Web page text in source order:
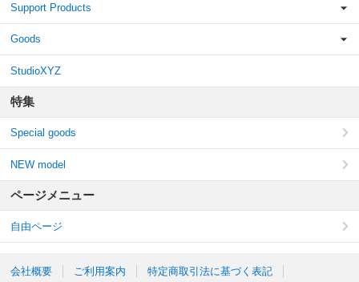
Support Products
Goods
StudioXYZ
特集
Special goods
NEW model
ページメニュー
自由ページ
会社概要 ご利用案内 特定商取引法に基づく表記